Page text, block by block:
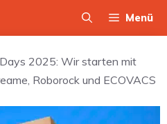
Menü
2025: Wir starten mit
Roborock und ECOVACS